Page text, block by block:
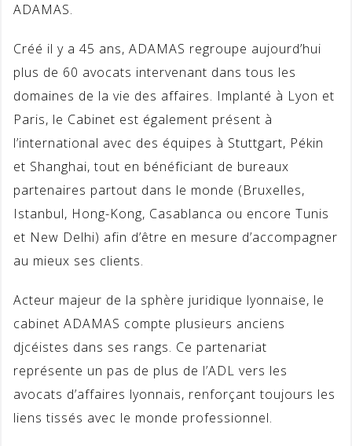
ADAMAS.
Créé il y a 45 ans, ADAMAS regroupe aujourd’hui
plus de 60 avocats intervenant dans tous les
domaines de la vie des affaires. Implanté à Lyon et
Paris, le Cabinet est également présent à
l’international avec des équipes à Stuttgart, Pékin
et Shanghai, tout en bénéficiant de bureaux
partenaires partout dans le monde (Bruxelles,
Istanbul, Hong-Kong, Casablanca ou encore Tunis
et New Delhi) afin d’être en mesure d’accompagner
au mieux ses clients.
Acteur majeur de la sphère juridique lyonnaise, le
cabinet ADAMAS compte plusieurs anciens
djcéistes dans ses rangs. Ce partenariat
représente un pas de plus de l’ADL vers les
avocats d’affaires lyonnais, renforçant toujours les
liens tissés avec le monde professionnel.